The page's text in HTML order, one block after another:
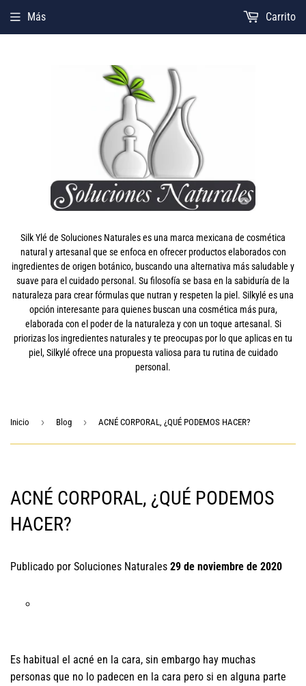
Silk Ylé de Soluciones Naturales es una marca mexicana de cosmética
natural y artesanal que se enfoca en ofrecer productos elaborados con
ingredientes de origen botánico, buscando una alternativa más saludable y
suave para el cuidado personal. Su filosofía se basa en la sabiduría de la
naturaleza para crear fórmulas que nutran y respeten la piel. Silkylé es una
opción interesante para quienes buscan una cosmética más pura,
elaborada con el poder de la naturaleza y con un toque artesanal. Si
priorizas los ingredientes naturales y te preocupas por lo que aplicas en tu
piel, Silkylé ofrece una propuesta valiosa para tu rutina de cuidado
personal.
Más Carrito
Inicio › Blog › ACNÉ CORPORAL, ¿QUÉ PODEMOS HACER?
ACNÉ CORPORAL, ¿QUÉ PODEMOS
HACER?
Publicado por Soluciones Naturales 29 de noviembre de 2020
Es habitual el acné en la cara, sin embargo hay muchas
personas que no lo padecen en la cara pero si en alguna parte